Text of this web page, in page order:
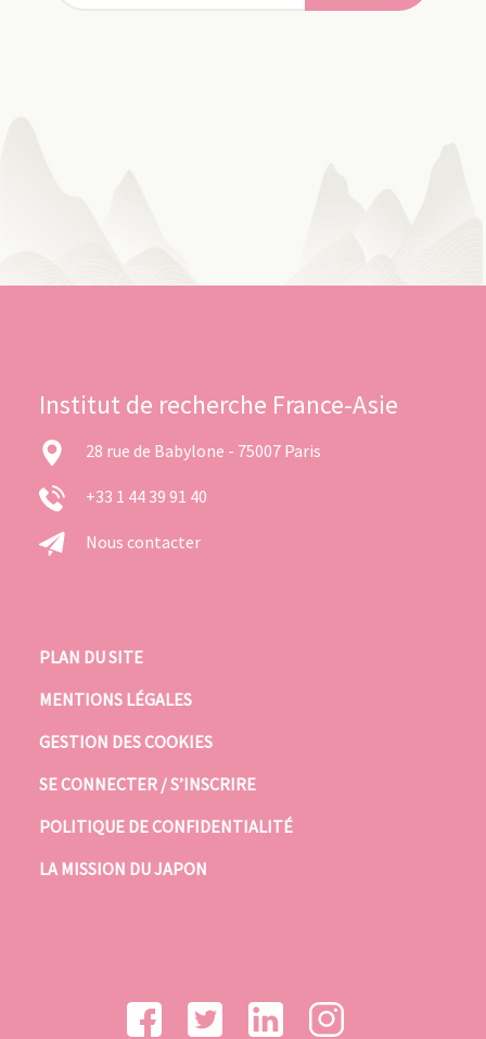
Institut de recherche France-Asie
28 rue de Babylone - 75007 Paris
+33 1 44 39 91 40
Nous contacter
PLAN DU SITE
MENTIONS LÉGALES
GESTION DES COOKIES
SE CONNECTER / S’INSCRIRE
POLITIQUE DE CONFIDENTIALITÉ
LA MISSION DU JAPON